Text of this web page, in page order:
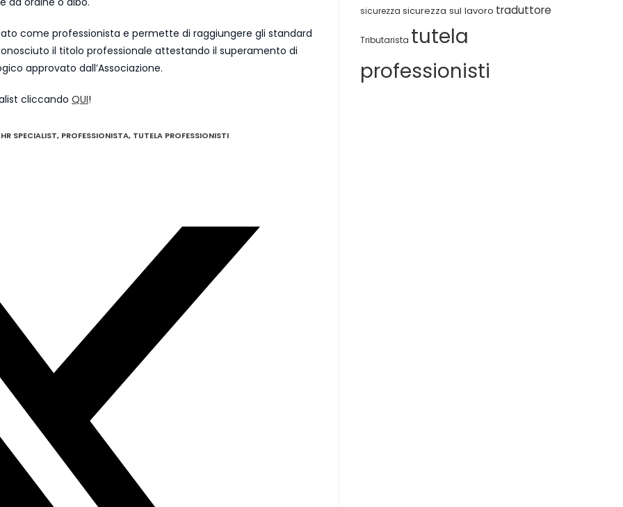
come professionista e permette di raggiungere gli standard
il titolo professionale attestando il superamento di
approvato dall’Associazione.
cliccando QUI!
HR SPECIALIST, PROFESSIONISTA, TUTELA PROFESSIONISTI
sicurezza sicurezza sul lavoro traduttore
Tributarista tutela
professionisti